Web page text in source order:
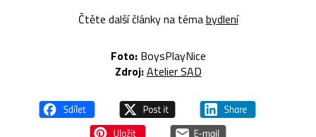
Čtěte další články na témabydlení
Foto:BoysPlayNice
Zdroj:Atelier SAD